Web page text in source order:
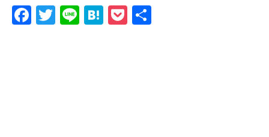
F
T
Li H
P